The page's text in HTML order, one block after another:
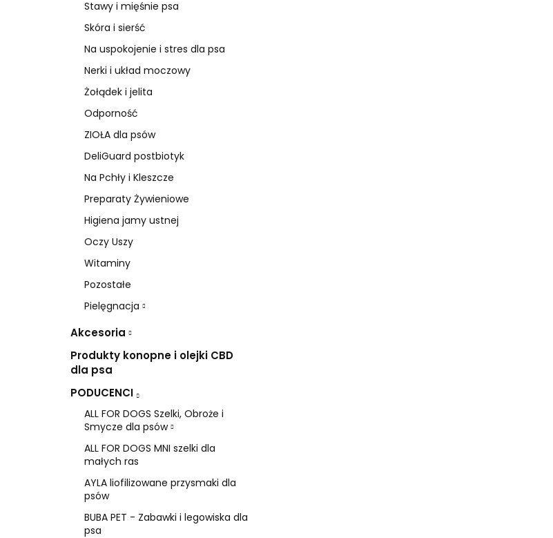
Stawy i mięśnie psa
Skóra i sierść
Na uspokojenie i stres dla psa
Nerki i układ moczowy
Żołądek i jelita
Odporność
ZIOŁA dla psów
DeliGuard postbiotyk
Na Pchły i Kleszcze
Preparaty Żywieniowe
Higiena jamy ustnej
Oczy Uszy
Witaminy
Pozostałe
Pielęgnacja
Akcesoria
Produkty konopne i olejki CBD
dla psa
PODUCENCI
ALL FOR DOGS Szelki, Obroże i
Smycze dla psów
ALL FOR DOGS MNI szelki dla
małych ras
AYLA liofilizowane przysmaki dla
psów
BUBA PET - Zabawki i legowiska dla
psa